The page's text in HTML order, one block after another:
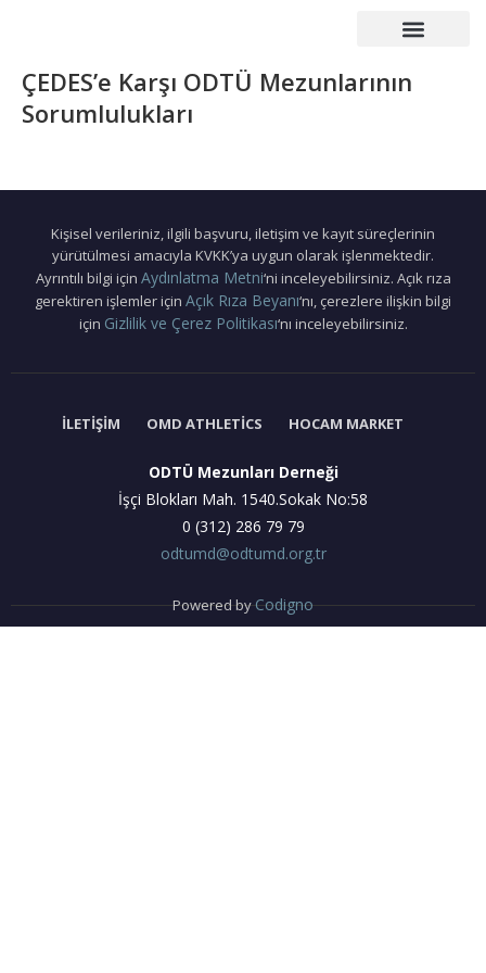
ÇEDES’e Karşı ODTÜ Mezunlarının
Sorumlulukları
Kişisel verileriniz, ilgili başvuru, iletişim ve kayıt süreçlerinin
yürütülmesi amacıyla KVKK’ya uygun olarak işlenmektedir.
Ayrıntılı bilgi için Aydınlatma Metni‘ni inceleyebilirsiniz. Açık rıza
gerektiren işlemler için Açık Rıza Beyanı‘nı, çerezlere ilişkin bilgi
için Gizlilik ve Çerez Politikası‘nı inceleyebilirsiniz.
İLETIŞIM OMD ATHLETICS HOCAM MARKET
ODTÜ Mezunları Derneği
İşçi Blokları Mah. 1540.Sokak No:58
0 (312) 286 79 79
odtumd@odtumd.org.tr
Powered byCodigno